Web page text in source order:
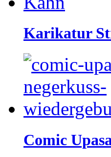
Karikatur
Comic